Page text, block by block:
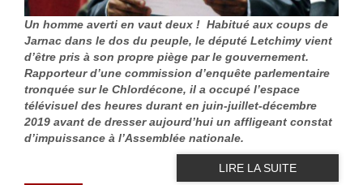
Un homme averti en vaut deux ! Habitué aux coups de
Jarnac dans le dos du peuple, le député Letchimy vient
d’être pris à son propre piège par le gouvernement.
Rapporteur d’une commission d’enquête parlementaire
tronquée sur le Chlordécone, il a occupé l’espace
télévisuel des heures durant en juin-juillet-décembre
2019 avant de dresser aujourd’hui un affligeant constat
d’impuissance à l’Assemblée nationale.
LIRE LA SUITE